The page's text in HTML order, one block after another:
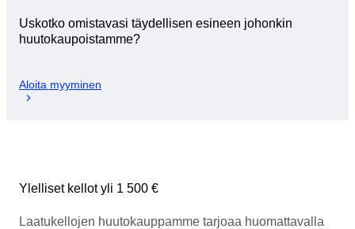
Uskotko omistavasi täydellisen esineen johonkin
huutokaupoistamme?
Aloita myyminen
Ylelliset kellot yli 1 500 €
Laatukellojen huutokauppamme tarjoaa huomattavalla